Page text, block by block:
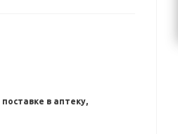
в аптеку,